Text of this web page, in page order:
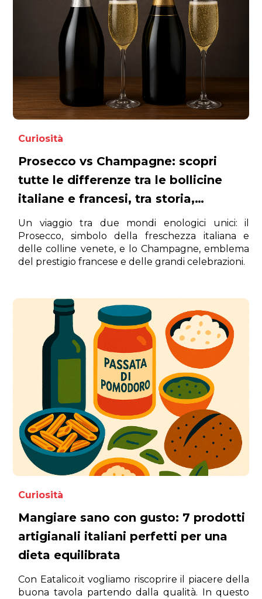
Curiosità
Prosecco vs Champagne: scopri
tutte le differenze tra le bollicine
italiane e francesi, tra storia,
curiosità e consigli di degustazione
Un viaggio tra due mondi enologici unici: il
Prosecco, simbolo della freschezza italiana e
delle colline venete, e lo Champagne, emblema
del prestigio francese e delle grandi celebrazioni.
Curiosità
Mangiare sano con gusto: 7 prodotti
artigianali italiani perfetti per una
dieta equilibrata
Con Eatalico.it vogliamo riscoprire il piacere della
buona tavola partendo dalla qualità. In questo